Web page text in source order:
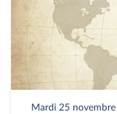
L’extension des
de la région
France par
abordées.
Mardi 25